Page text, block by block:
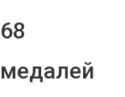
68
медалей